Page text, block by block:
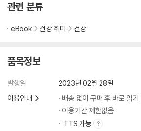
인슐린 저항성 측정과 치료
에스트로겐 우세증(Estrogen dominance) 관
마른 비만-상대적 근감소증과 이소성 지방
? 독특한 SMARRT 치료법 - Reframing
신경-언어 프로그래밍(Neuro-linguistic
관계 개선하기 치료 요법
심신의학의 허와 실
관련 분류
eBook 건강 취미 건강
품목정보
발행일
2023년 02월 28일
이용안내
배송 없이 구매 후 바로 읽기
이용기간 제한없음
TTS 가능